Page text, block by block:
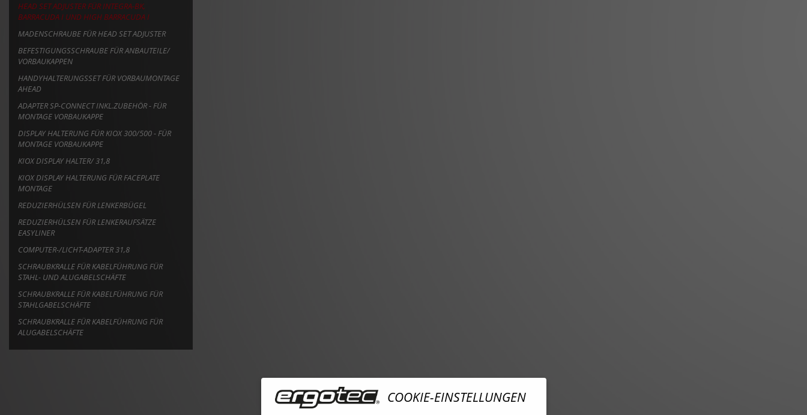
HEAD SET ADJUSTER FÜR INTEGRA-BK,
BARRACUDA I UND HIGH BARRACUDA I
MADENSCHRAUBE FÜR HEAD SET ADJUSTER
BEFESTIGUNGSSCHRAUBE FÜR ANBAUTEILE/
VORBAUKAPPEN
HANDYHALTERUNGSSET FÜR VORBAUMONTAGE
AHEAD
ADAPTER SP-CONNECT INKL.ZUBEHÖR - FÜR
MONTAGE VORBAUKAPPE
DISPLAY HALTERUNG FÜR KIOX 300/500 - FÜR
MONTAGE VORBAUKAPPE
KIOX DISPLAY HALTER/ 31,8
KIOX DISPLAY HALTERUNG FÜR FACEPLATE
MONTAGE
REDUZIERHÜLSEN FÜR LENKERBÜGEL
REDUZIERHÜLSEN FÜR LENKERAUFSÄTZE
EASYLINER
COMPUTER-/LICHT-ADAPTER 31,8
SCHRAUBKRALLE FÜR KABELFÜHRUNG FÜR
STAHL- UND ALUGABELSCHÄFTE
SCHRAUBKRALLE FÜR KABELFÜHRUNG FÜR
STAHLGABELSCHÄFTE
SCHRAUBKRALLE FÜR KABELFÜHRUNG FÜR
ALUGABELSCHÄFTE
COOKIE-EINSTELLUNGEN